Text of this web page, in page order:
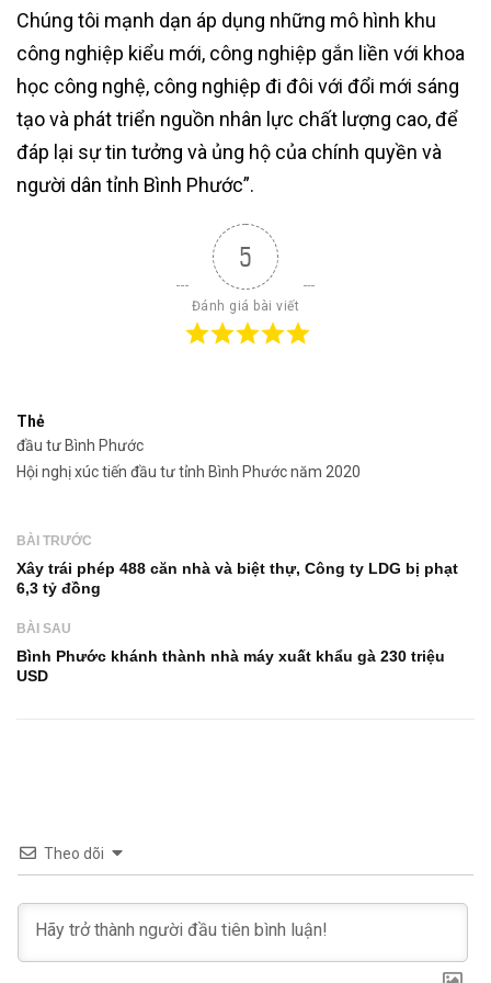
Chúng tôi mạnh dạn áp dụng những mô hình khu
công nghiệp kiểu mới, công nghiệp gắn liền với khoa
học công nghệ, công nghiệp đi đôi với đổi mới sáng
tạo và phát triển nguồn nhân lực chất lượng cao, để
đáp lại sự tin tưởng và ủng hộ của chính quyền và
người dân tỉnh Bình Phước”.
5
Đánh giá bài viết
Thẻ
đầu tư Bình Phước
Hội nghị xúc tiến đầu tư tỉnh Bình Phước năm 2020
BÀI TRƯỚC
Xây trái phép 488 căn nhà và biệt thự, Công ty LDG bị phạt
6,3 tỷ đồng
BÀI SAU
Bình Phước khánh thành nhà máy xuất khẩu gà 230 triệu
USD
Theo dõi